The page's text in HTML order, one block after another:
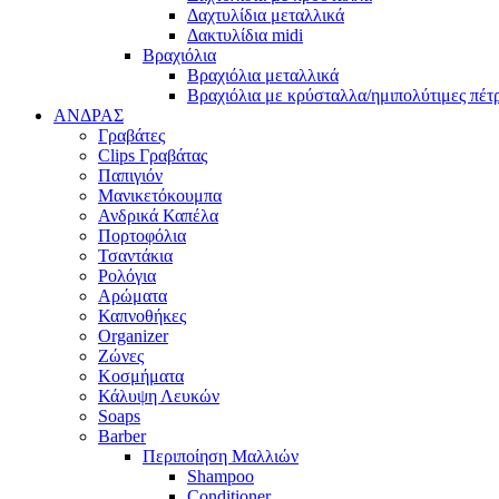
Δαχτυλίδια μεταλλικά
Δακτυλίδια midi
Βραχιόλια
Βραχιόλια μεταλλικά
Βραχιόλια με κρύσταλλα/ημιπολύτιμες
ΑΝΔΡΑΣ
Γραβάτες
Clips Γραβάτας
Παπιγιόν
Μανικετόκουμπα
Ανδρικά Καπέλα
Πορτοφόλια
Τσαντάκια
Ρολόγια
Αρώματα
Καπνοθήκες
Organizer
Ζώνες
Κοσμήματα
Κάλυψη Λευκών
Soaps
Barber
Περιποίηση Μαλλιών
Shampoo